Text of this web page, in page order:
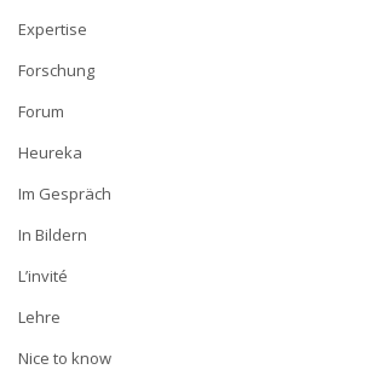
Expertise
Forschung
Forum
Heureka
Im Gespräch
In Bildern
L’invité
Lehre
Nice to know